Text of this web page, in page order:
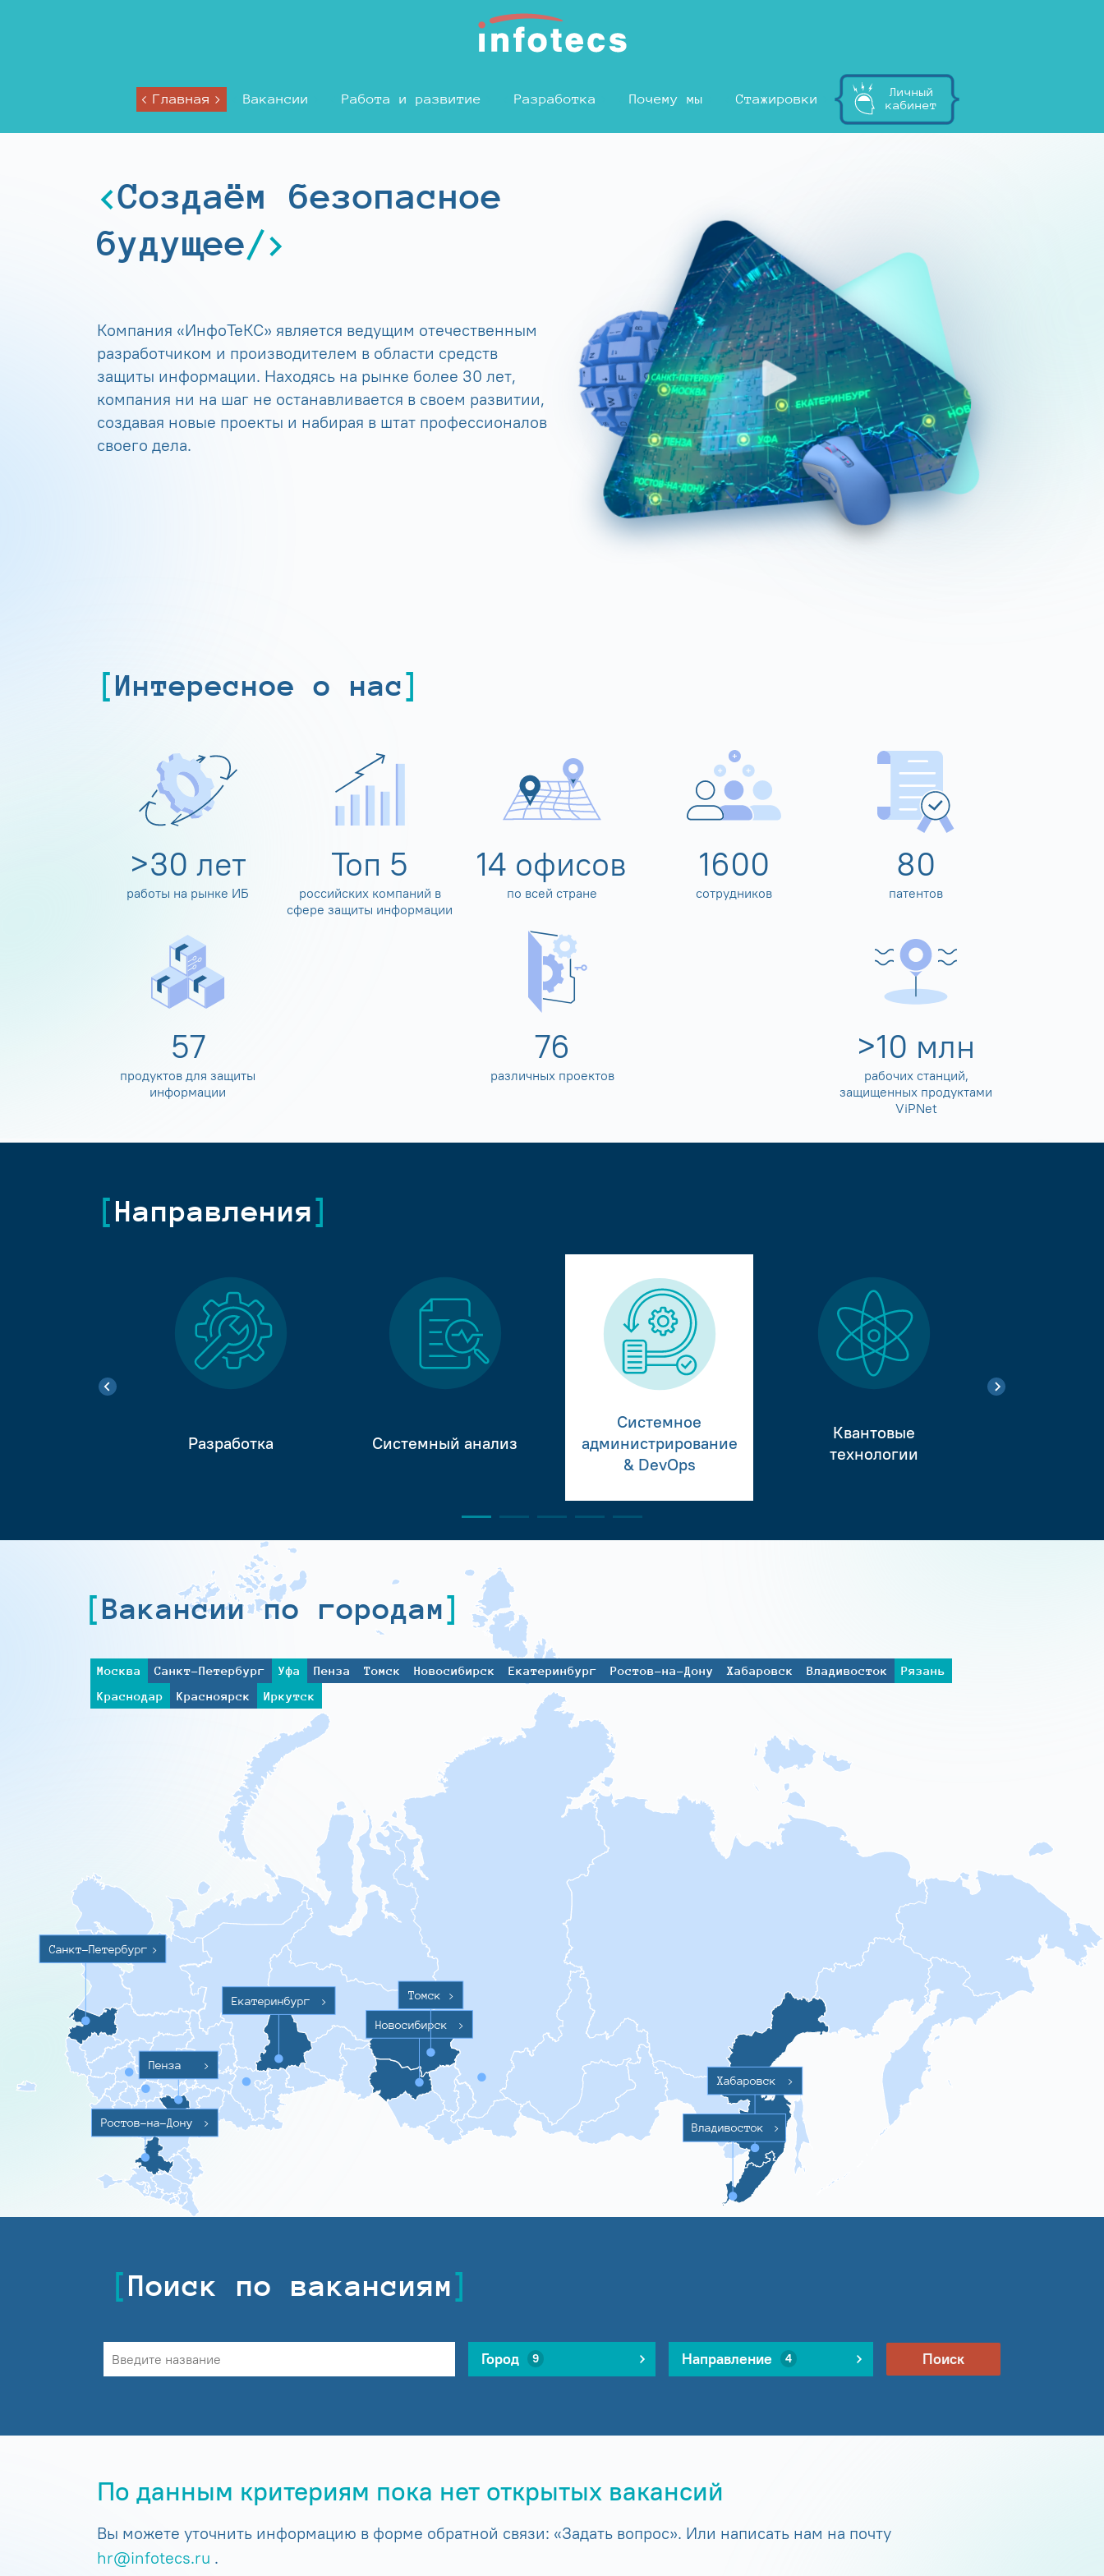
Главная Вакансии Работа и развитие Разработка Почему мы Стажировки
Личный
кабинет
Создаём безопасное
будущее
Компания «ИнфоТеКС» является ведущим отечественным
разработчиком и производителем в области средств
защиты информации. Находясь на рынке более 30 лет,
компания ни на шаг не останавливается в своем развитии,
создавая новые проекты и набирая в штат профессионалов
своего дела.
Интересное о нас
>30 лет
работы на рынке ИБ
Топ 5
российских компаний в
сфере защиты информации
14 офисов
по всей стране
1600
сотрудников
80
патентов
60
продуктов для защиты
информации
80
различных проектов
>10 млн
рабочих станций,
защищенных продуктами
ViPNet
Направления
Разработка Системный анализ
Системное
администрирование
& DevOps
Квантовые
технологии
Вакансии по городам
Москва Санкт-Петербург Уфа Пенза Томск Новосибирск Екатеринбург Ростов-на-Дону Хабаровск Владивосток
Рязань
Краснодар
Красноярск Иркутск
Санкт-Петербург >
Ростов-на-Дону >
Пенза >
Екатеринбург
>
Новосибирск
>
Томск >
Хабаровск >
Владивосток >
Поиск по вакансиям
Город 9 Направление 4 Поиск
По данным критериям пока нет открытых вакансий
Вы можете уточнить информацию в форме обратной связи: «Задать вопрос». Или написать нам на почту
hr@infotecs.ru .